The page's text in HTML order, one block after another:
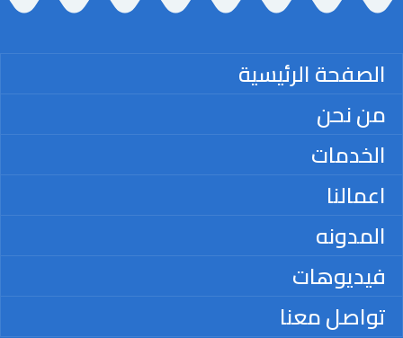
الصفحة الرئيسية
من نحن
الخدمات
اعمالنا
المدونه
فيديوهات
تواصل معنا